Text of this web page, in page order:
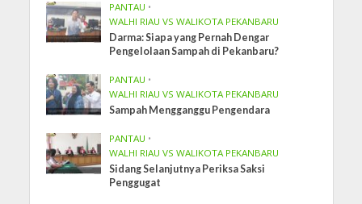
PANTAU •
WALHI RIAU VS WALIKOTA PEKANBARU
Darma: Siapa yang Pernah Dengar
Pengelolaan Sampah di Pekanbaru?
PANTAU •
WALHI RIAU VS WALIKOTA PEKANBARU
Sampah Mengganggu Pengendara
PANTAU •
WALHI RIAU VS WALIKOTA PEKANBARU
Sidang Selanjutnya Periksa Saksi
Penggugat